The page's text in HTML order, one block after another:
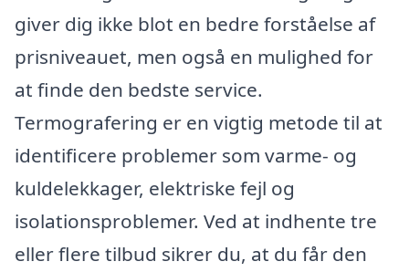
giver dig ikke blot en bedre forståelse af
prisniveauet, men også en mulighed for
at finde den bedste service.
Termografering er en vigtig metode til at
identificere problemer som varme- og
kuldelekkager, elektriske fejl og
isolationsproblemer. Ved at indhente tre
eller flere tilbud sikrer du, at du får den